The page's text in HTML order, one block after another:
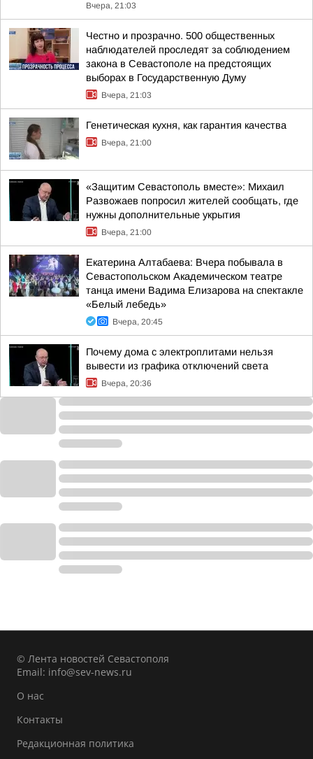
Вчера, 21:03
Честно и прозрачно. 500 общественных
наблюдателей проследят за соблюдением
закона в Севастополе на предстоящих
выборах в Государственную Думу
Вчера, 21:03
Генетическая кухня, как гарантия качества
Вчера, 21:00
«Защитим Севастополь вместе»: Михаил
Развожаев попросил жителей сообщать, где
нужны дополнительные укрытия
Вчера, 21:00
Екатерина Алтабаева: Вчера побывала в
Севастопольском Академическом театре
танца имени Вадима Елизарова на спектакле
«Белый лебедь»
Вчера, 20:45
Почему дома с электроплитами нельзя
вывести из графика отключений света
Вчера, 20:36
© Лента новостей Севастополя
Email: info@sev-news.ru
О нас
Контакты
Редакционная политика